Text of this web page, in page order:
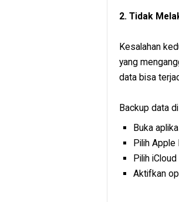
2. Tidak
Kesalahan
yang
data bisa
Backup data
Buka
Pilih Apple
Pilih iCloud
Aktifkan